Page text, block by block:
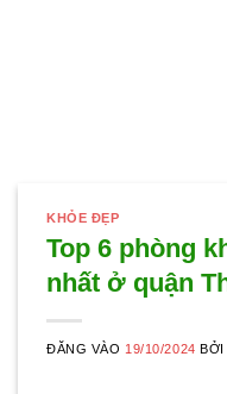
KHỎE ĐẸP
Top 6 phòng
nhất ở quận
ĐĂNG VÀO 19/10/2024 BỞI